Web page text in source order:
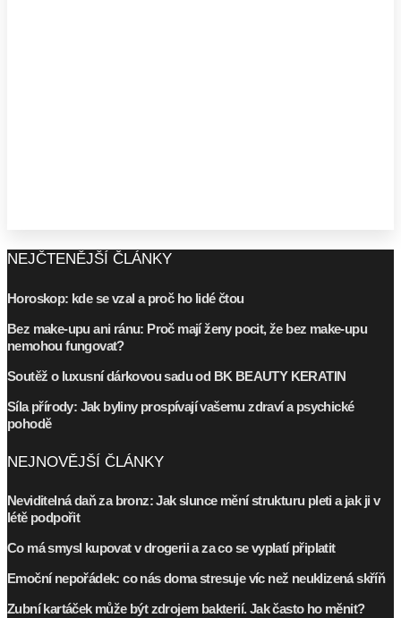
NEJČTENĚJŠÍ ČLÁNKY
Horoskop: kde se vzal a proč ho lidé čtou
Bez make-upu ani ránu: Proč mají ženy pocit, že bez make-upu
nemohou fungovat?
Soutěž o luxusní dárkovou sadu od BK BEAUTY KERATIN
Síla přírody: Jak byliny prospívají vašemu zdraví a psychické
pohodě
NEJNOVĚJŠÍ ČLÁNKY
Neviditelná daň za bronz: Jak slunce mění strukturu pleti a jak ji v
létě podpořit
Co má smysl kupovat v drogerii a za co se vyplatí připlatit
Emoční nepořádek: co nás doma stresuje víc než neuklizená skříň
Zubní kartáček může být zdrojem bakterií. Jak často ho měnit?